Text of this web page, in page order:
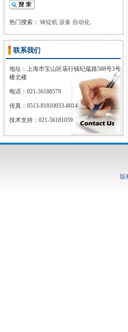
热门搜索： 铸锭机 设备 自动化
联系我们
地址：上海市宝山区庙行镇纪蕴路588号3号
楼北楼
电话：021-56188579
传真： 0513-81810033-8014
技术支持：021-56181059
版